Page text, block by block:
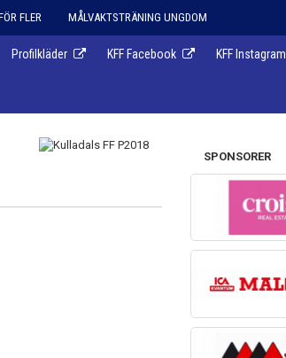
FLER MÅLVAKTSTRÄNING UNGDOM
Profilkläder KFF Facebook KFF Instagram
SPONSORER